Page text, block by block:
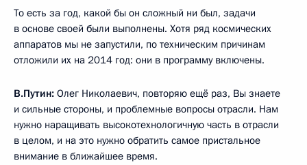
То есть за год, какой бы он сложный ни был, задачи
в основе своей были выполнены. Хотя ряд космических
аппаратов мы не запустили, по техническим причинам
отложили их на 2014 год: они в программу включены.
В.Путин: Олег Николаевич, повторяю ещё раз, Вы знаете
и сильные стороны, и проблемные вопросы отрасли. Нам
нужно наращивать высокотехнологичную часть в отрасли
в целом, и на это нужно обратить самое пристальное
внимание в ближайшее время.